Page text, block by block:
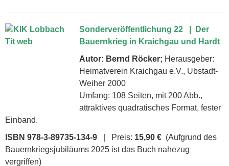
Sonderveröffentlichung 22 | Der
Bauernkrieg in Kraichgau und Hardt
Autor: Bernd Röcker; Herausgeber:
Heimatverein Kraichgau e.V., Ubstadt-
Weiher 2000
Umfang: 108 Seiten, mit 200 Abb.,
attraktives quadratisches Format, fester
Einband.
ISBN 978-3-89735-134-9 | Preis: 15,90 € (Aufgrund des
Bauernkriegsjubiläums 2025 ist das Buch nahezug
vergriffen)